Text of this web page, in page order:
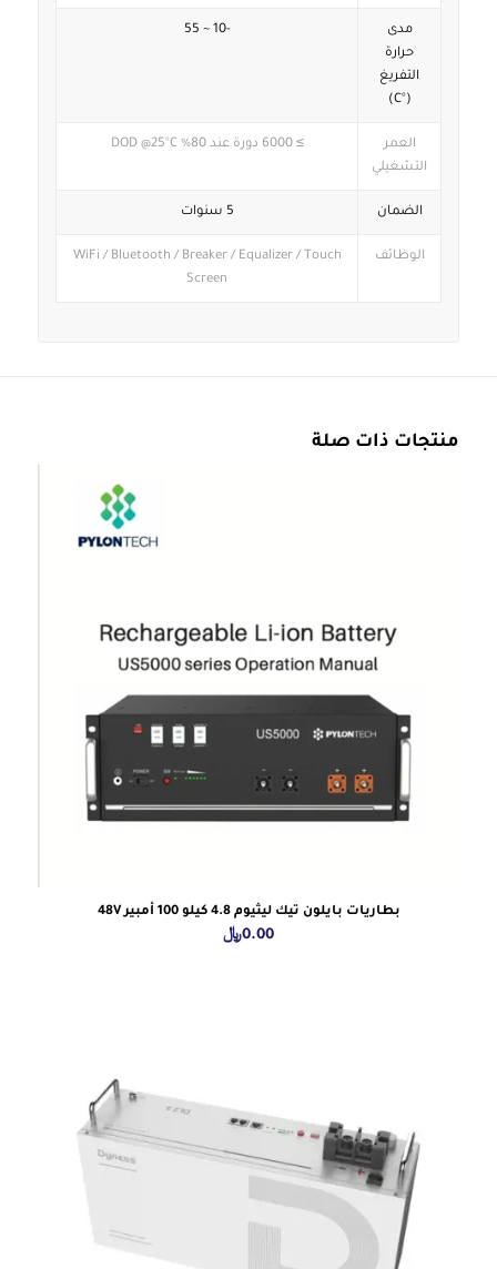
مدى
حرارة
التفريغ
(°C)
-10 ~ 55
العمر
التشغيلي
≥ 6000 دورة عند 80% DOD @25°C
الضمان 5 سنوات
الوظائف
WiFi / Bluetooth / Breaker / Equalizer / Touch
Screen
منتجات ذات صلة
بطاريات بايلون تيك ليثيوم 4.8 كيلو 100 أمبير 48V
0.00﷼